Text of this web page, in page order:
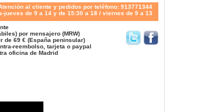
al cliente y pedidos por teléfono: 913771344
jueves de 9 a 14 y de 15:30 a 18 / viernes de 9 a 13
por mensajero (MRW)
de 69 € (España peninsular)
reembolso, tarjeta o paypal
oficina de Madrid